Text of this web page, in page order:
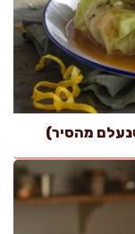
מהסיר)